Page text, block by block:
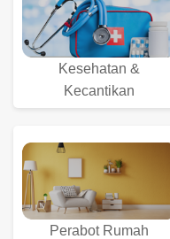
Kesehatan &
Kecantikan
Perabot Rumah